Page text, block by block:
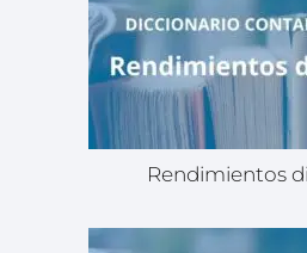
Rendimientos